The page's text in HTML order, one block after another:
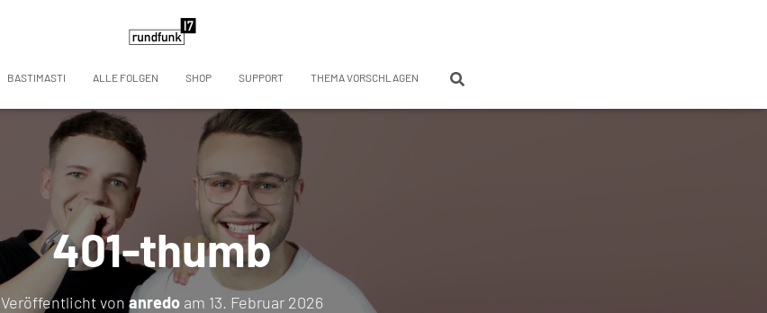
BASTIMASTI ALLE FOLGEN SHOP SUPPORT THEMA VORSCHLAGEN
401-thumb
Veröffentlicht von anredo am 13. Februar 2026